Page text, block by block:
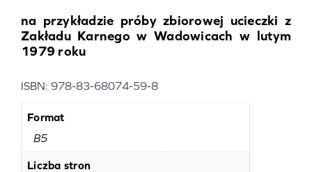
na przykładzie próby zbiorowej ucieczki z
Zakładu Karnego w Wadowicach w lutym
1979 roku
ISBN: 978-83-68074-59-8
Format
B5
Liczba stron